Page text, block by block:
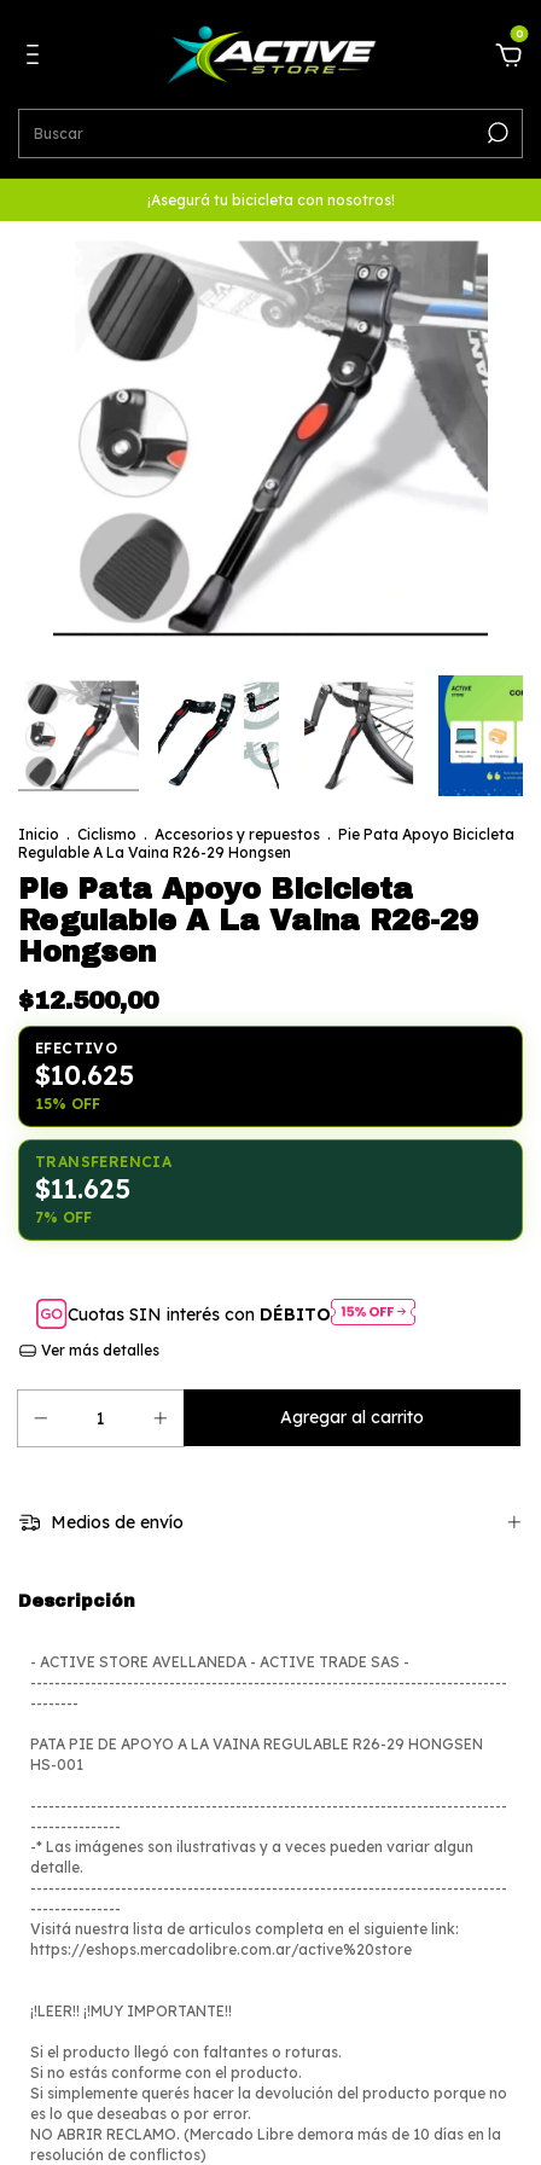
0
¡Asegurá tu bicicleta con nosotros!
Inicio . Ciclismo . Accesorios y repuestos . Pie Pata Apoyo Bicicleta
Regulable A La Vaina R26-29 Hongsen
Pie Pata Apoyo Bicicleta
Regulable A La Vaina R26-29
Hongsen
$12.500,00
EFECTIVO
$10.625
15% OFF
TRANSFERENCIA
$11.625
7% OFF
Cuotas SIN interés con DÉBITO
Ver más detalles
Medios de envío
Descripción
- ACTIVE STORE AVELLANEDA - ACTIVE TRADE SAS -
-------------------------------------------------------------------------------
--------
PATA PIE DE APOYO A LA VAINA REGULABLE R26-29 HONGSEN
HS-001
-------------------------------------------------------------------------------
---------------
-* Las imágenes son ilustrativas y a veces pueden variar algun
detalle.
-------------------------------------------------------------------------------
---------------
Visitá nuestra lista de articulos completa en el siguiente link:
https://eshops.mercadolibre.com.ar/active%20store
¡!LEER!! ¡!MUY IMPORTANTE!!
Si el producto llegó con faltantes o roturas.
Si no estás conforme con el producto.
Si simplemente querés hacer la devolución del producto porque no
es lo que deseabas o por error.
NO ABRIR RECLAMO. (Mercado Libre demora más de 10 días en la
resolución de conflictos)